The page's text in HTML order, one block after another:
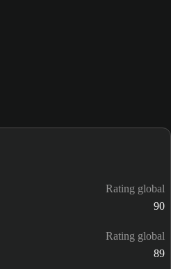
Rating global
90
Rating global
89